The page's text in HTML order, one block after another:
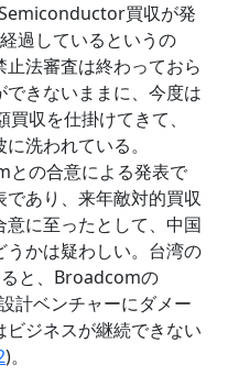
買収が発
過しているというの
法審査は終わっておら
きないままに、今度は
収を仕掛けてきて、
洗われている。
の合意による発表で
あり、来年敵対的買収
に至ったとして、中国
かは疑わしい。台湾の
と、Broadcomの
計ベンチャーにダメー
ジネスが継続できない
)。